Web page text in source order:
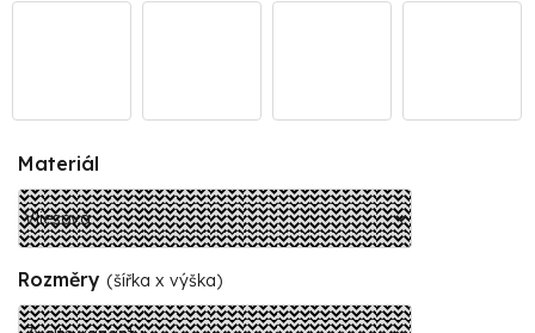
Materiál
Rozměry (šířka x výška)